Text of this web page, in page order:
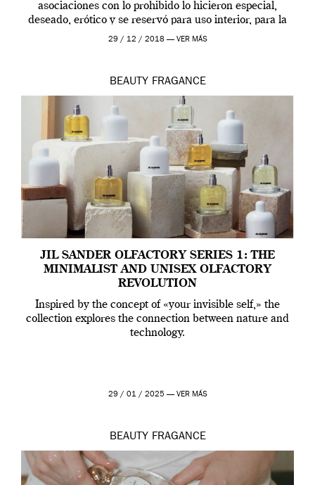
asociaciones con lo prohibido lo hicieron especial,
deseado, erótico y se reservó para uso interior, para la
ropa […]
29 / 12 / 2018 — VER MÁS
BEAUTY FRAGANCE
JIL SANDER OLFACTORY SERIES 1: THE
MINIMALIST AND UNISEX OLFACTORY
REVOLUTION
Inspired by the concept of «your invisible self,» the
collection explores the connection between nature and
technology.
29 / 01 / 2025 — VER MÁS
BEAUTY FRAGANCE